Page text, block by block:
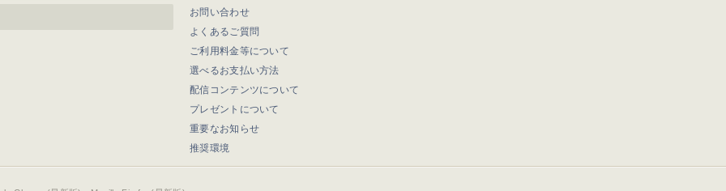
お問い合わせ
よくあるご質問
ご利用料金等について
選べるお支払い方法
配信コンテンツについて
プレゼントについて
重要なお知らせ
推奨環境